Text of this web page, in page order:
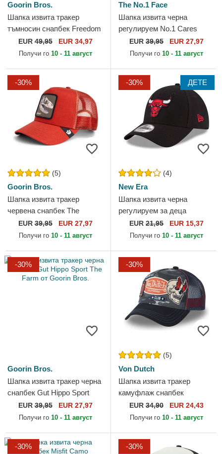
Goorin Bros.
Шапка извита тракер
тъмносин снапбек Freedom
A the W in a D The Farm
Paisley The Farm от
EUR49,95 EUR 34,97
Получи го 10 - 11 август
The No.1 Face
Шапка извита черна
регулируем No.1 Cares
Distressed Black Gold от
The No.1 Face
EUR 39,95 EUR 27,97
Получи го 10 - 11 август
-30%
(5)
Goorin Bros.
Шапка извита тракер
червена снапбек The
Extinct Skull Grit The Farm
от Goorin Bros.
EUR39,95 EUR 27,97
Получи го 10 - 11 август
-30% ДЕТЕ
(4)
New Era
Шапка извита черна
регулируем за деца
9FORTY The League на
Chicago Bulls NBA от New
EUR 21,95 EUR 15,37
Получи го 10 - 11 август
-30%
Goorin Bros.
Шапка извита тракер черна
снапбек Gut Hippo Sport
The Farm от Goorin Bros.
EUR39,95 EUR 27,97
Получи го 10 - 11 август
-30%
(5)
Von Dutch
Шапка извита тракер
камуфлаж снапбек
PATCHES02 от Von Dutch
EUR 34,90 EUR 24,43
Получи го 10 - 11 август
-30% -30%